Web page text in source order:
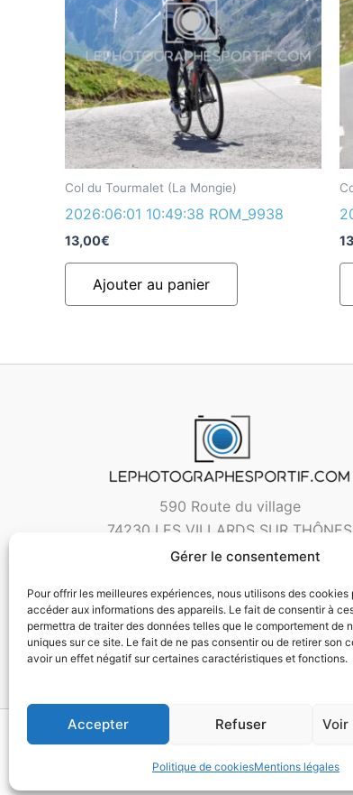
Gérer le consentement
Pour offrir les meilleures expériences, nous utilisons des
accéder aux informations des appareils. Le fait de consentir à
permettra de traiter des données telles que le comportement de
uniques sur ce site. Le fait de ne pas consentir ou de retirer son
avoir un effet négatif sur certaines caractéristiques et fonctions.
Accepter Refuser Voir
Politique de cookiesMentions légales
Col du Tourmalet (La Mongie)
2026:06:01 10:49:38 ROM_9938
13,00€
Ajouter au panier
590 Route du village
74230 LES VILLARDS SUR THÔNES